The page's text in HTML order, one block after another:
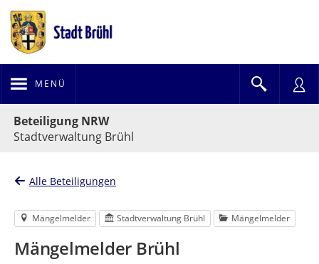
MENÜ
Beteiligung NRW
Stadtverwaltung Brühl
Alle Beteiligungen
Mängelmelder Stadtverwaltung Brühl Mängelmelder
Mängelmelder Brühl